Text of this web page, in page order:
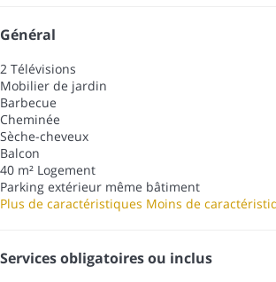
Général
2 Télévisions
Mobilier de jardin
Barbecue
Cheminée
Sèche-cheveux
Balcon
40 m² Logement
Parking extérieur même bâtiment
Plus de caractéristiques Moins de
Services obligatoires ou inclus